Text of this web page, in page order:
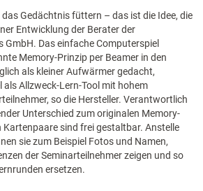
Gedächtnis füttern – das ist die Idee, die
Entwicklung der Berater der
Das einfache Computerspiel
Memory-Prinzip per Beamer in den
als kleiner Aufwärmer gedacht,
als Allzweck-Lern-Tool mit hohem
so die Hersteller. Verantwortlich
Unterschied zum originalen Memory-
Kartenpaare sind frei gestaltbar. Anstelle
sie zum Beispiel Fotos und Namen,
der Seminarteilnehmer zeigen und so
ersetzen.